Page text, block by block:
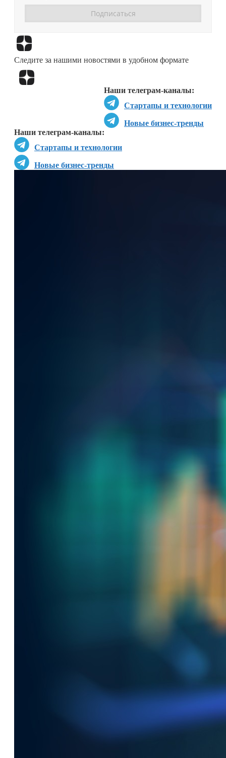
Следите за нашими новостями в удобном формате
Наши телеграм-каналы:
Стартапы и технологии
Новые бизнес-тренды
Наши телеграм-каналы:
Стартапы и технологии
Новые бизнес-тренды